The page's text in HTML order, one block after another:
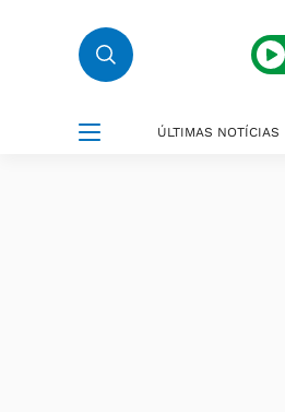
ÚLTIMAS NOTÍCIAS